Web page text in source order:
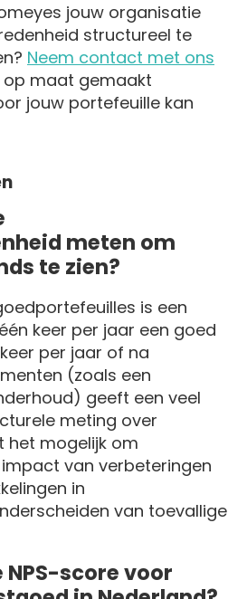
jouw organisatie
structureel te
Neem contact met ons
maat gemaakt
jouw portefeuille kan
meten om
te zien?
is een
keer per jaar een goed
per jaar of na
(zoals een
geeft een veel
meting over
het mogelijk om
van verbeteringen
in
van toevallige
score voor